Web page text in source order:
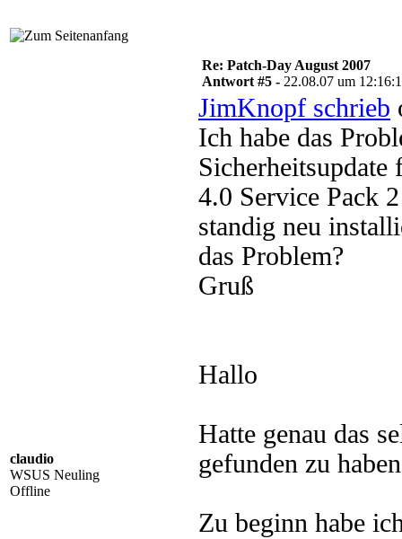
claudio
WSUS Neuling
Offline
Re: Patch-Day August 2007
Antwort #5 - 22.08.07 um
JimKnopf schrieb
Ich habe das
4.0 Service Pack
standig neu
das Problem?
Gruß
Hallo
Hatte genau das
gefunden zu
Zu beginn habe